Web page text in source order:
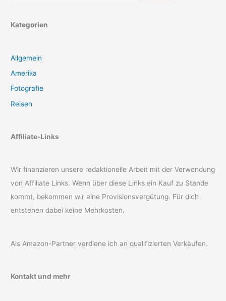
Kategorien
Allgemein
Amerika
Fotografie
Reisen
Affiliate-Links
Wir finanzieren unsere redaktionelle Arbeit mit der Verwendung
von Affiliate Links. Wenn über diese Links ein Kauf zu Stande
kommt, bekommen wir eine Provisionsvergütung. Für dich
entstehen dabei keine Mehrkosten.
Als Amazon-Partner verdiene ich an qualifizierten Verkäufen.
Kontakt und mehr